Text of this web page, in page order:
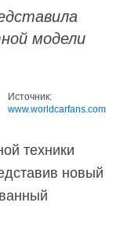
модели
Источник:
www.worldcarfans.com
техники
новый